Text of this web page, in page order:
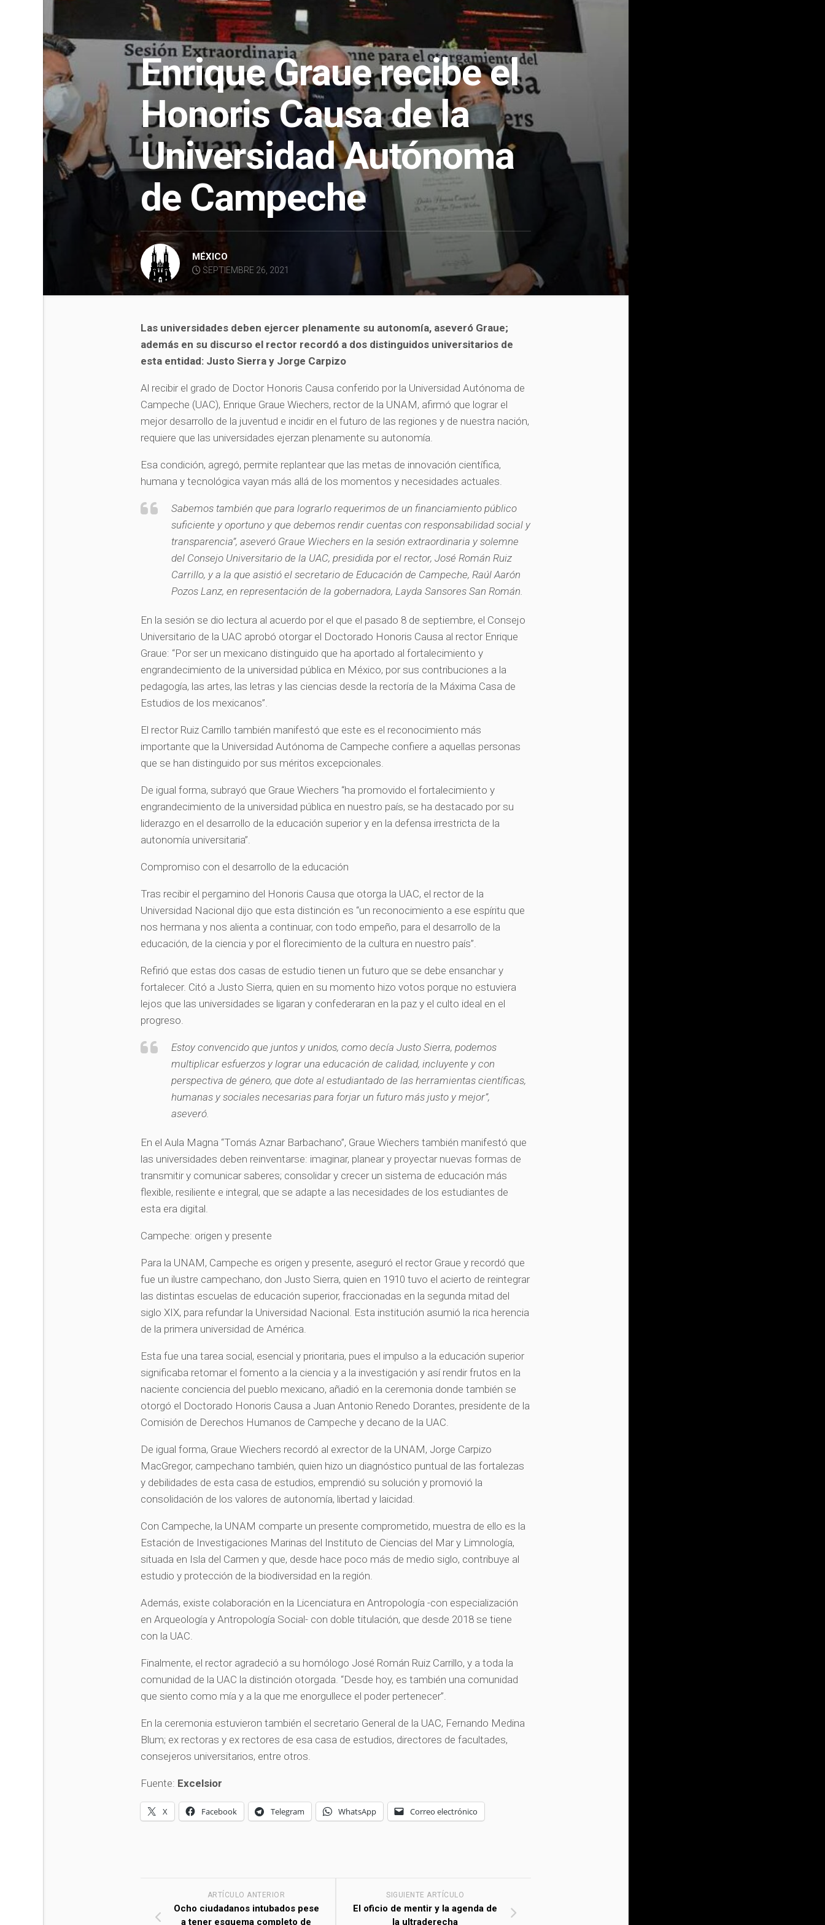
Enrique Graue recibe el
Honoris Causa de la
Universidad Autónoma
de Campeche
MÉXICO
SEPTIEMBRE 26, 2021
Las universidades deben ejercer plenamente su autonomía, aseveró Graue;
además en su discurso el rector recordó a dos distinguidos universitarios de
esta entidad: Justo Sierra y Jorge Carpizo
Al recibir el grado de Doctor Honoris Causa conferido por la Universidad Autónoma de
Campeche (UAC), Enrique Graue Wiechers, rector de la UNAM, afirmó que lograr el
mejor desarrollo de la juventud e incidir en el futuro de las regiones y de nuestra nación,
requiere que las universidades ejerzan plenamente su autonomía.
Esa condición, agregó, permite replantear que las metas de innovación científica,
humana y tecnológica vayan más allá de los momentos y necesidades actuales.
Sabemos también que para lograrlo requerimos de un financiamiento público
suficiente y oportuno y que debemos rendir cuentas con responsabilidad social y
transparencia”, aseveró Graue Wiechers en la sesión extraordinaria y solemne
del Consejo Universitario de la UAC, presidida por el rector, José Román Ruiz
Carrillo, y a la que asistió el secretario de Educación de Campeche, Raúl Aarón
Pozos Lanz, en representación de la gobernadora, Layda Sansores San Román.
En la sesión se dio lectura al acuerdo por el que el pasado 8 de septiembre, el Consejo
Universitario de la UAC aprobó otorgar el Doctorado Honoris Causa al rector Enrique
Graue: “Por ser un mexicano distinguido que ha aportado al fortalecimiento y
engrandecimiento de la universidad pública en México, por sus contribuciones a la
pedagogía, las artes, las letras y las ciencias desde la rectoría de la Máxima Casa de
Estudios de los mexicanos”.
El rector Ruiz Carrillo también manifestó que este es el reconocimiento más
importante que la Universidad Autónoma de Campeche confiere a aquellas personas
que se han distinguido por sus méritos excepcionales.
De igual forma, subrayó que Graue Wiechers “ha promovido el fortalecimiento y
engrandecimiento de la universidad pública en nuestro país, se ha destacado por su
liderazgo en el desarrollo de la educación superior y en la defensa irrestricta de la
autonomía universitaria”.
Compromiso con el desarrollo de la educación
Tras recibir el pergamino del Honoris Causa que otorga la UAC, el rector de la
Universidad Nacional dijo que esta distinción es “un reconocimiento a ese espíritu que
nos hermana y nos alienta a continuar, con todo empeño, para el desarrollo de la
educación, de la ciencia y por el florecimiento de la cultura en nuestro país”.
Refirió que estas dos casas de estudio tienen un futuro que se debe ensanchar y
fortalecer. Citó a Justo Sierra, quien en su momento hizo votos porque no estuviera
lejos que las universidades se ligaran y confederaran en la paz y el culto ideal en el
progreso.
Estoy convencido que juntos y unidos, como decía Justo Sierra, podemos
multiplicar esfuerzos y lograr una educación de calidad, incluyente y con
perspectiva de género, que dote al estudiantado de las herramientas científicas,
humanas y sociales necesarias para forjar un futuro más justo y mejor”,
aseveró.
En el Aula Magna “Tomás Aznar Barbachano”, Graue Wiechers también manifestó que
las universidades deben reinventarse: imaginar, planear y proyectar nuevas formas de
transmitir y comunicar saberes; consolidar y crecer un sistema de educación más
flexible, resiliente e integral, que se adapte a las necesidades de los estudiantes de
esta era digital.
Campeche: origen y presente
Para la UNAM, Campeche es origen y presente, aseguró el rector Graue y recordó que
fue un ilustre campechano, don Justo Sierra, quien en 1910 tuvo el acierto de reintegrar
las distintas escuelas de educación superior, fraccionadas en la segunda mitad del
siglo XIX, para refundar la Universidad Nacional. Esta institución asumió la rica herencia
de la primera universidad de América.
Esta fue una tarea social, esencial y prioritaria, pues el impulso a la educación superior
significaba retomar el fomento a la ciencia y a la investigación y así rendir frutos en la
naciente conciencia del pueblo mexicano, añadió en la ceremonia donde también se
otorgó el Doctorado Honoris Causa a Juan Antonio Renedo Dorantes, presidente de la
Comisión de Derechos Humanos de Campeche y decano de la UAC.
De igual forma, Graue Wiechers recordó al exrector de la UNAM, Jorge Carpizo
MacGregor, campechano también, quien hizo un diagnóstico puntual de las fortalezas
y debilidades de esta casa de estudios, emprendió su solución y promovió la
consolidación de los valores de autonomía, libertad y laicidad.
Con Campeche, la UNAM comparte un presente comprometido, muestra de ello es la
Estación de Investigaciones Marinas del Instituto de Ciencias del Mar y Limnología,
situada en Isla del Carmen y que, desde hace poco más de medio siglo, contribuye al
estudio y protección de la biodiversidad en la región.
Además, existe colaboración en la Licenciatura en Antropología -con especialización
en Arqueología y Antropología Social- con doble titulación, que desde 2018 se tiene
con la UAC.
Finalmente, el rector agradeció a su homólogo José Román Ruiz Carrillo, y a toda la
comunidad de la UAC la distinción otorgada. “Desde hoy, es también una comunidad
que siento como mía y a la que me enorgullece el poder pertenecer”.
En la ceremonia estuvieron también el secretario General de la UAC, Fernando Medina
Blum; ex rectoras y ex rectores de esa casa de estudios, directores de facultades,
consejeros universitarios, entre otros.
Fuente: Excelsior
X Facebook Telegram WhatsApp Correo electrónico
SIGUIENTE ARTÍCULO
El oficio de mentir y la agenda de
la ultraderecha
ARTÍCULO ANTERIOR
Ocho ciudadanos intubados pese
a tener esquema completo de